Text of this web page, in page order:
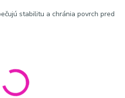
stabilitu a chránia povrch pred